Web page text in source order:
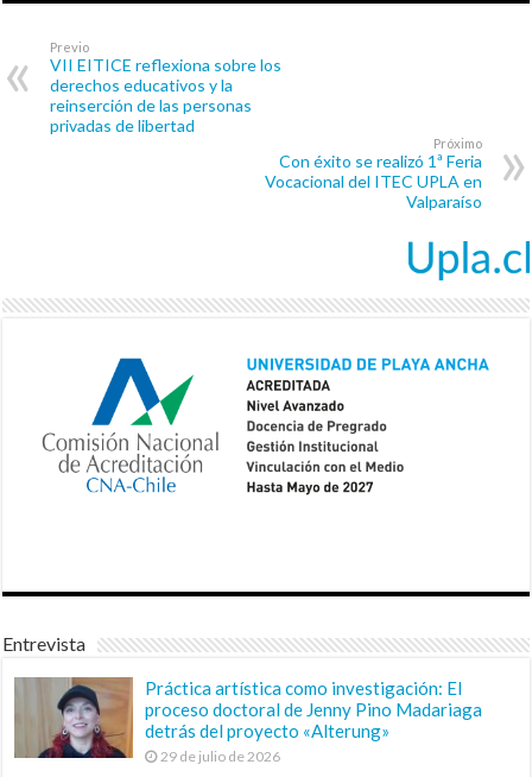
Previo
VII EITICE reflexiona sobre los
derechos educativos y la
reinserción de las personas
privadas de libertad
Próximo
Con éxito se realizó 1ª Feria
Vocacional del ITEC UPLA en
Valparaíso
Entrevista
Práctica artística como investigación: El
proceso doctoral de Jenny Pino Madariaga
detrás del proyecto «Alterung»
29 de julio de 2026